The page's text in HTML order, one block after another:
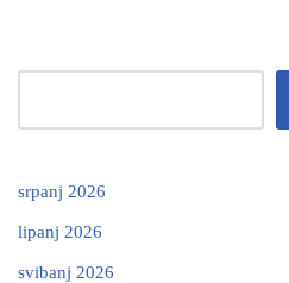
srpanj 2026
lipanj 2026
svibanj 2026